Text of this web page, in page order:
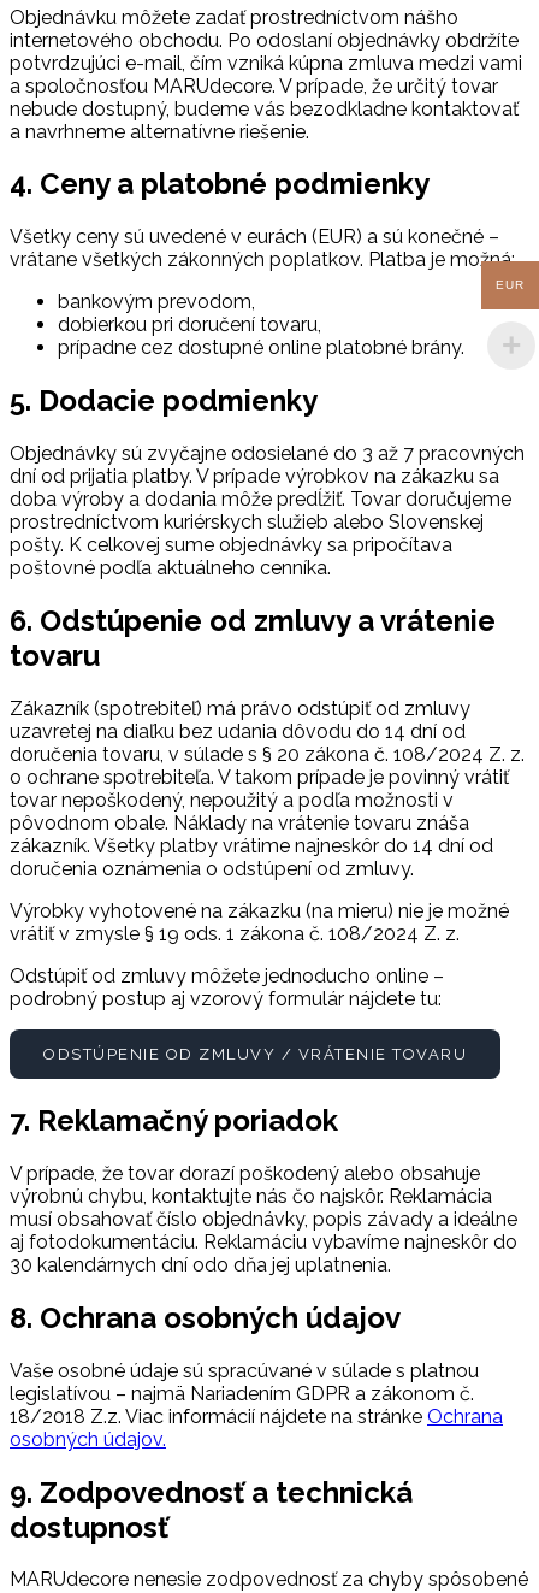
Objednávku môžete zadať prostredníctvom nášho
internetového obchodu. Po odoslaní objednávky obdržíte
potvrdzujúci e-mail, čím vzniká kúpna zmluva medzi vami
a spoločnosťou MARUdecore. V prípade, že určitý tovar
nebude dostupný, budeme vás bezodkladne kontaktovať
a navrhneme alternatívne riešenie.
4. Ceny a platobné podmienky
Všetky ceny sú uvedené v eurách (EUR) a sú konečné –
vrátane všetkých zákonných poplatkov. Platba je možná:
bankovým prevodom,
dobierkou pri doručení tovaru,
prípadne cez dostupné online platobné brány.
5. Dodacie podmienky
Objednávky sú zvyčajne odosielané do 3 až 7 pracovných
dní od prijatia platby. V prípade výrobkov na zákazku sa
doba výroby a dodania môže predĺžiť. Tovar doručujeme
prostredníctvom kuriérskych služieb alebo Slovenskej
pošty. K celkovej sume objednávky sa pripočítava
poštovné podľa aktuálneho cenníka.
6. Odstúpenie od zmluvy a vrátenie
tovaru
Zákazník (spotrebiteľ) má právo odstúpiť od zmluvy
uzavretej na diaľku bez udania dôvodu do 14 dní od
doručenia tovaru, v súlade s § 20 zákona č. 108/2024 Z. z.
o ochrane spotrebiteľa. V takom prípade je povinný vrátiť
tovar nepoškodený, nepoužitý a podľa možnosti v
pôvodnom obale. Náklady na vrátenie tovaru znáša
zákazník. Všetky platby vrátime najneskôr do 14 dní od
doručenia oznámenia o odstúpení od zmluvy.
Výrobky vyhotovené na zákazku (na mieru) nie je možné
vrátiť v zmysle § 19 ods. 1 zákona č. 108/2024 Z. z.
Odstúpiť od zmluvy môžete jednoducho online –
podrobný postup aj vzorový formulár nájdete tu:
ODSTÚPENIE OD ZMLUVY / VRÁTENIE TOVARU
7. Reklamačný poriadok
V prípade, že tovar dorazí poškodený alebo obsahuje
výrobnú chybu, kontaktujte nás čo najskôr. Reklamácia
musí obsahovať číslo objednávky, popis závady a ideálne
aj fotodokumentáciu. Reklamáciu vybavíme najneskôr do
30 kalendárnych dní odo dňa jej uplatnenia.
8. Ochrana osobných údajov
Vaše osobné údaje sú spracúvané v súlade s platnou
legislatívou – najmä Nariadením GDPR a zákonom č.
18/2018 Z.z. Viac informácií nájdete na stránke Ochrana
osobných údajov.
9. Zodpovednosť a technická
dostupnosť
MARUdecore nenesie zodpovednosť za chyby spôsobené
EUR